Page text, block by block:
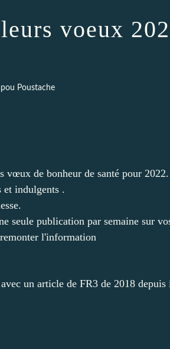
voeux
Poustache
vœux de bonheur de santé pour 2022.
et indulgents .
seule publication par semaine sur
l'information
un article de FR3 de 2018